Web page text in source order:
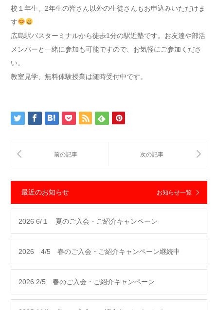
校１年生、2年生の皆さん以外の生徒さんもお申込みいただけま
す
広島駅バスターミナルから徒歩1分の駅近塾です。お友達や部活
メンバーと一緒に参加も可能ですので、お気軽にご参加くださ
い。
教室見学、無料体験授業は随時受付中です。
最近のお知らせ お知らせ一覧
2026 6/１ 夏のご入会・ご紹介キャンペーン
2026 4/5 春のご入会・ご紹介キャンペーン継続中
2026 2/5 春のご入会・ご紹介キャンペーン